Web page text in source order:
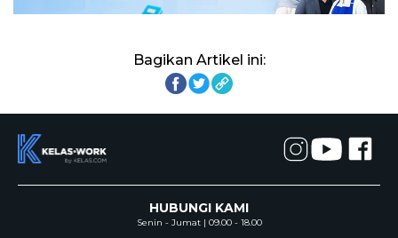
Bagikan Artikel ini:
HUBUNGI KAMI
Senin - Jumat | 09.00 - 18.00